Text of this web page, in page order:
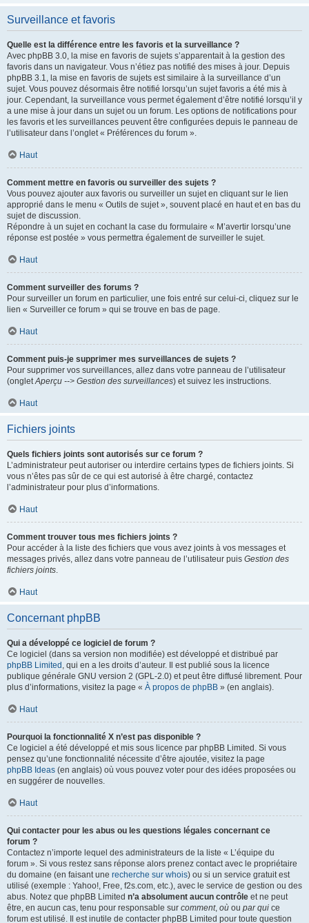
Surveillance et favoris
Quelle est la différence entre les favoris et la surveillance ?
Avec phpBB 3.0, la mise en favoris de sujets s’apparentait à la gestion des
favoris dans un navigateur. Vous n’étiez pas notifié des mises à jour. Depuis
phpBB 3.1, la mise en favoris de sujets est similaire à la surveillance d’un
sujet. Vous pouvez désormais être notifié lorsqu’un sujet favoris a été mis à
jour. Cependant, la surveillance vous permet également d’être notifié lorsqu’il y
a une mise à jour dans un sujet ou un forum. Les options de notifications pour
les favoris et les surveillances peuvent être configurées depuis le panneau de
l’utilisateur dans l’onglet « Préférences du forum ».
Haut
Comment mettre en favoris ou surveiller des sujets ?
Vous pouvez ajouter aux favoris ou surveiller un sujet en cliquant sur le lien
approprié dans le menu « Outils de sujet », souvent placé en haut et en bas du
sujet de discussion.
Répondre à un sujet en cochant la case du formulaire « M’avertir lorsqu’une
réponse est postée » vous permettra également de surveiller le sujet.
Haut
Comment surveiller des forums ?
Pour surveiller un forum en particulier, une fois entré sur celui-ci, cliquez sur le
lien « Surveiller ce forum » qui se trouve en bas de page.
Haut
Comment puis-je supprimer mes surveillances de sujets ?
Pour supprimer vos surveillances, allez dans votre panneau de l’utilisateur
(ongletAperçu --> Gestion des surveillances) et suivez les instructions.
Haut
Fichiers joints
Quels fichiers joints sont autorisés sur ce forum ?
L’administrateur peut autoriser ou interdire certains types de fichiers joints. Si
vous n’êtes pas sûr de ce qui est autorisé à être chargé, contactez
l’administrateur pour plus d’informations.
Haut
Comment trouver tous mes fichiers joints ?
Pour accéder à la liste des fichiers que vous avez joints à vos messages et
messages privés, allez dans votre panneau de l’utilisateur puis Gestion des
fichiers joints.
Haut
Concernant phpBB
Qui a développé ce logiciel de forum ?
Ce logiciel (dans sa version non modifiée) est développé et distribué par
phpBB Limited , qui en a les droits d’auteur. Il est publié sous la licence
publique générale GNU version 2 (GPL-2.0) et peut être diffusé librement. Pour
plus d’informations, visitez la page « À propos de phpBB » (en anglais).
Haut
Pourquoi la fonctionnalité X n’est pas disponible ?
Ce logiciel a été développé et mis sous licence par phpBB Limited. Si vous
pensez qu’une fonctionnalité nécessite d’être ajoutée, visitez la page
phpBB Ideas (en anglais) où vous pouvez voter pour des idées proposées ou
en suggérer de nouvelles.
Haut
Qui contacter pour les abus ou les questions légales concernant ce
forum ?
Contactez n’importe lequel des administrateurs de la liste « L’équipe du
forum ». Si vous restez sans réponse alors prenez contact avec le propriétaire
du domaine (en faisant une recherche sur whois) ou si un service gratuit est
utilisé (exemple : Yahoo!, Free, f2s.com, etc.), avec le service de gestion ou des
abus. Notez que phpBB Limited n’a absolument aucun contrôle et ne peut
être, en aucun cas, tenu pour responsable sur comment, où ou par qui ce
forum est utilisé. Il est inutile de contacter phpBB Limited pour toute question